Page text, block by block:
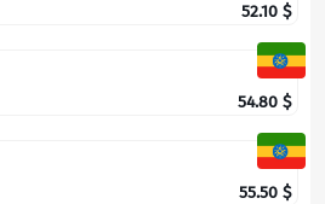
52.10 $
54.80 $
55.50 $